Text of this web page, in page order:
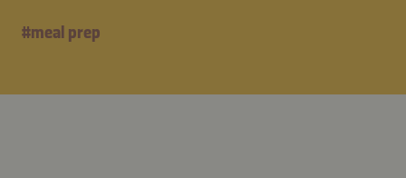
#meal prep